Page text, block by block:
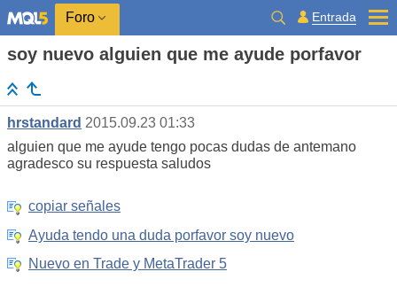
Foro Entrada
soy nuevo alguien que me ayude porfavor
hrstandard 2015.09.23 01:33
alguien que me ayude tengo pocas dudas de antemano
agradesco su respuesta saludos
copiar señales
Ayuda tendo una duda porfavor soy nuevo
Nuevo en Trade y MetaTrader 5